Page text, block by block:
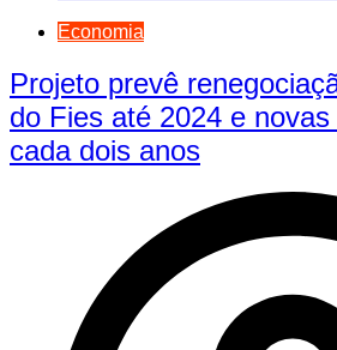
Economia
Projeto prevê
do Fies até 2024 e
cada dois anos